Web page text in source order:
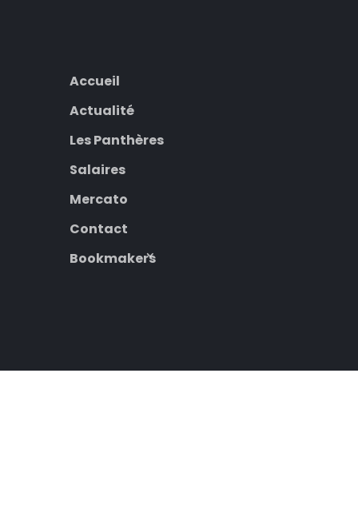
Accueil
Actualité
Les Panthères
Salaires
Mercato
Contact
Bookmakers